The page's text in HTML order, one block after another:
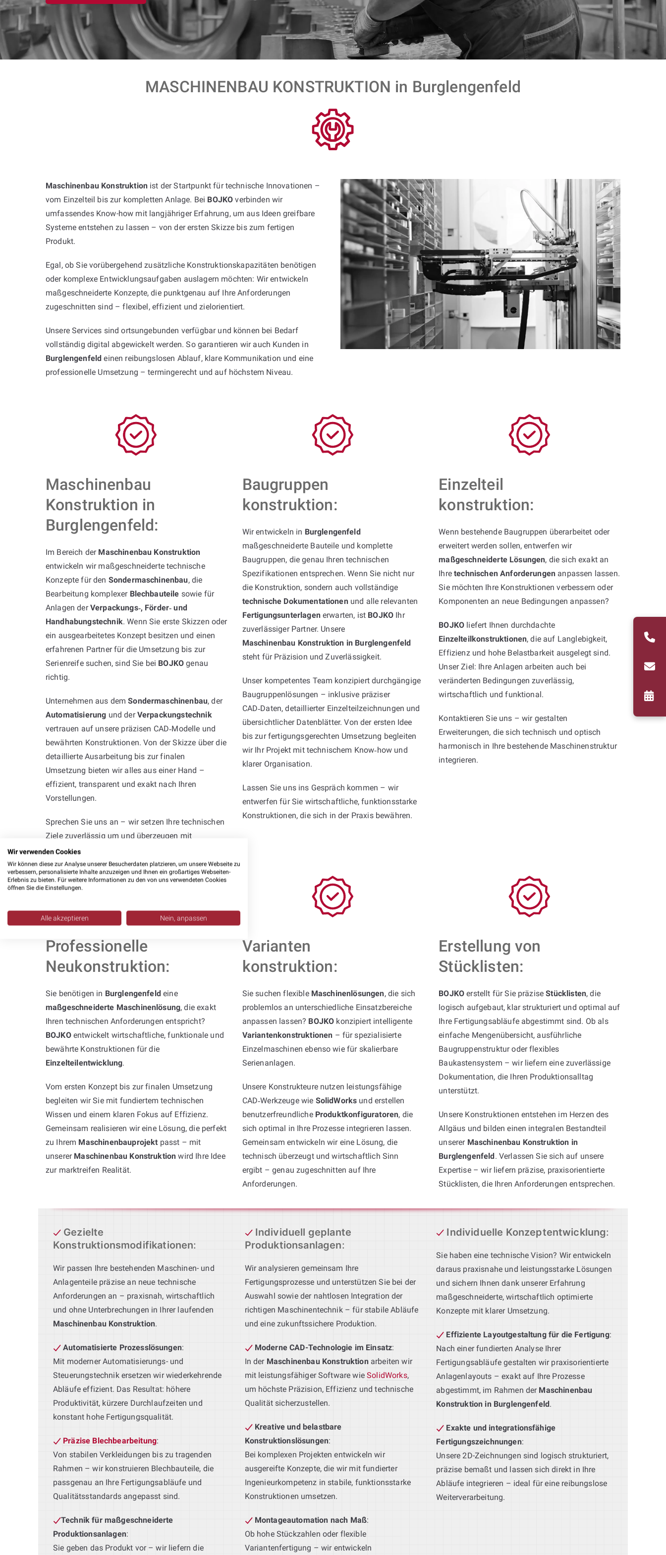
MASCHINENBAU KONSTRUKTION in Burglengenfeld
Maschinenbau Konstruktion ist der Startpunkt für technische Innovationen –
vom Einzelteil bis zur kompletten Anlage. Bei BOJKO verbinden wir
umfassendes Know-how mit langjähriger Erfahrung, um aus Ideen greifbare
Systeme entstehen zu lassen – von der ersten Skizze bis zum fertigen
Produkt.
Egal, ob Sie vorübergehend zusätzliche Konstruktionskapazitäten benötigen
oder komplexe Entwicklungsaufgaben auslagern möchten: Wir entwickeln
maßgeschneiderte Konzepte, die punktgenau auf Ihre Anforderungen
zugeschnitten sind – flexibel, effizient und zielorientiert.
Unsere Services sind ortsungebunden verfügbar und können bei Bedarf
vollständig digital abgewickelt werden. So garantieren wir auch Kunden in
Burglengenfeld einen reibungslosen Ablauf, klare Kommunikation und eine
professionelle Umsetzung – termingerecht und auf höchstem Niveau.
Maschinenbau
Konstruktion in
Burglengenfeld:
Im Bereich der Maschinenbau Konstruktion
entwickeln wir maßgeschneiderte technische
Konzepte für den Sondermaschinenbau, die
Bearbeitung komplexer Blechbauteile sowie für
Anlagen derVerpackungs‑, Förder‑ und
Handhabungstechnik. Wenn Sie erste Skizzen oder
ein ausgearbeitetes Konzept besitzen und einen
erfahrenen Partner für die Umsetzung bis zur
Serienreife suchen, sind Sie bei BOJKO genau
richtig.
Unternehmen aus demSondermaschinenbau, der
Automatisierung und derVerpackungstechnik
vertrauen auf unsere präzisen CAD‑Modelle und
bewährten Konstruktionen. Von der Skizze über die
detaillierte Ausarbeitung bis zur finalen
Umsetzung bieten wir alles aus einer Hand –
effizient, transparent und exakt nach Ihren
Vorstellungen.
Sprechen Sie uns an – wir setzen Ihre technischen
Ziele zuverlässig um und überzeugen mit
Erfahrung, Präzision und praktischer Kompetenz.
Baugruppen
konstruktion:
Wir entwickeln in Burglengenfeld
maßgeschneiderte Bauteile und komplette
Baugruppen, die genau Ihren technischen
Spezifikationen entsprechen. Wenn Sie nicht nur
die Konstruktion, sondern auch vollständige
technische Dokumentationenund alle relevanten
Fertigungsunterlagenerwarten, ist BOJKO Ihr
zuverlässiger Partner. Unsere
Maschinenbau Konstruktion in Burglengenfeld
steht für Präzision und Zuverlässigkeit.
Unser kompetentes Team konzipiert durchgängige
Baugruppenlösungen – inklusive präziser
CAD‑Daten, detaillierter Einzelteilzeichnungen und
übersichtlicher Datenblätter. Von der ersten Idee
bis zur fertigungsgerechten Umsetzung begleiten
wir Ihr Projekt mit technischem Know‑how und
klarer Organisation.
Lassen Sie uns ins Gespräch kommen – wir
entwerfen für Sie wirtschaftliche, funktionsstarke
Konstruktionen, die sich in der Praxis bewähren.
Einzelteil
konstruktion:
Wenn bestehende Baugruppen überarbeitet oder
erweitert werden sollen, entwerfen wir
maßgeschneiderte Lösungen, die sich exakt an
Ihretechnischen Anforderungen anpassen lassen.
Sie möchten Ihre Konstruktionen verbessern oder
Komponenten an neue Bedingungen anpassen?
BOJKO liefert Ihnen durchdachte
Einzelteilkonstruktionen, die auf Langlebigkeit,
Effizienz und hohe Belastbarkeit ausgelegt sind.
Unser Ziel: Ihre Anlagen arbeiten auch bei
veränderten Bedingungen zuverlässig,
wirtschaftlich und funktional.
Kontaktieren Sie uns – wir gestalten
Erweiterungen, die sich technisch und optisch
harmonisch in Ihre bestehende Maschinenstruktur
integrieren.
Professionelle
Neukonstruktion:
Sie benötigen in Burglengenfeldeine
maßgeschneiderte Maschinenlösung, die exakt
Ihren technischen Anforderungen entspricht?
BOJKOentwickelt wirtschaftliche, funktionale und
bewährte Konstruktionen für die
Einzelteilentwicklung.
Vom ersten Konzept bis zur finalen Umsetzung
begleiten wir Sie mit fundiertem technischen
Wissen und einem klaren Fokus auf Effizienz.
Gemeinsam realisieren wir eine Lösung, die perfekt
zu Ihrem Maschinenbauprojekt passt – mit
unserer Maschinenbau Konstruktion wird Ihre Idee
zur marktreifen Realität.
Varianten
konstruktion:
Sie suchen flexible Maschinenlösungen, die sich
problemlos an unterschiedliche Einsatzbereiche
anpassen lassen? BOJKO konzipiert intelligente
Variantenkonstruktionen – für spezialisierte
Einzelmaschinen ebenso wie für skalierbare
Serienanlagen.
Unsere Konstrukteure nutzen leistungsfähige
CAD‑Werkzeuge wie SolidWorks und erstellen
benutzerfreundliche Produktkonfiguratoren, die
sich optimal in Ihre Prozesse integrieren lassen.
Gemeinsam entwickeln wir eine Lösung, die
technisch überzeugt und wirtschaftlich Sinn
ergibt – genau zugeschnitten auf Ihre
Anforderungen.
Erstellung von
Stücklisten:
BOJKO erstellt für Sie präziseStücklisten, die
logisch aufgebaut, klar strukturiert und optimal auf
Ihre Fertigungsabläufe abgestimmt sind. Ob als
einfache Mengenübersicht, ausführliche
Baugruppenstruktur oder flexibles
Baukastensystem – wir liefern eine zuverlässige
Dokumentation, die Ihren Produktionsalltag
unterstützt.
Unsere Konstruktionen entstehen im Herzen des
Allgäus und bilden einen integralen Bestandteil
unserer Maschinenbau Konstruktion in
Burglengenfeld. Verlassen Sie sich auf unsere
Expertise – wir liefern präzise, praxisorientierte
Stücklisten, die Ihren Anforderungen entsprechen.
Gezielte
Konstruktionsmodifikationen:
Wir passen Ihre bestehenden Maschinen- und
Anlagenteile präzise an neue technische
Anforderungen an – praxisnah, wirtschaftlich
und ohne Unterbrechungen in Ihrer laufenden
Maschinenbau Konstruktion.
Automatisierte Prozesslösungen:
Mit moderner Automatisierungs- und
Steuerungstechnik ersetzen wir wiederkehrende
Abläufe effizient. Das Resultat: höhere
Produktivität, kürzere Durchlaufzeiten und
konstant hohe Fertigungsqualität.
Präzise Blechbearbeitung:
Von stabilen Verkleidungen bis zu tragenden
Rahmen – wir konstruieren Blechbauteile, die
passgenau an Ihre Fertigungsabläufe und
Qualitätsstandards angepasst sind.
Technik für maßgeschneiderte
Produktionsanlagen:
Sie geben das Produkt vor – wir liefern die
Individuell geplante
Produktionsanlagen:
Wir analysieren gemeinsam Ihre
Fertigungsprozesse und unterstützen Sie bei der
Auswahl sowie der nahtlosen Integration der
richtigen Maschinentechnik – für stabile Abläufe
und eine zukunftssichere Produktion.
Moderne CAD-Technologie im Einsatz:
In der Maschinenbau Konstruktion arbeiten wir
mit leistungsfähiger Software wieSolidWorks,
um höchste Präzision, Effizienz und technische
Qualität sicherzustellen.
Kreative und belastbare
Konstruktionslösungen:
Bei komplexen Projekten entwickeln wir
ausgereifte Konzepte, die wir mit fundierter
Ingenieurkompetenz in stabile, funktionsstarke
Konstruktionen umsetzen.
Montageautomation nach Maß:
Ob hohe Stückzahlen oder flexible
Variantenfertigung – wir entwickeln
Individuelle Konzeptentwicklung:
Sie haben eine technische Vision? Wir entwickeln
daraus praxisnahe und leistungsstarke Lösungen
und sichern Ihnen dank unserer Erfahrung
maßgeschneiderte, wirtschaftlich optimierte
Konzepte mit klarer Umsetzung.
Effiziente Layoutgestaltung für die Fertigung:
Nach einer fundierten Analyse Ihrer
Fertigungsabläufe gestalten wir praxisorientierte
Anlagenlayouts – exakt auf Ihre Prozesse
abgestimmt, im Rahmen der Maschinenbau
Konstruktion in Burglengenfeld.
Exakte und integrationsfähige
Fertigungszeichnungen:
Unsere 2D-Zeichnungen sind logisch strukturiert,
präzise bemaßt und lassen sich direkt in Ihre
Abläufe integrieren – ideal für eine reibungslose
Weiterverarbeitung.
Wir verwenden Cookies
Wir können diese zur Analyse unserer Besucherdaten platzieren, um unsere Webseite zu
verbessern, personalisierte Inhalte anzuzeigen und Ihnen ein großartiges Webseiten-
Erlebnis zu bieten. Für weitere Informationen zu den von uns verwendeten Cookies
öffnen Sie die Einstellungen.
Alle akzeptieren Nein, anpassen